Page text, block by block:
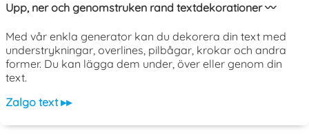
Upp, ner och genomstruken rand textdekorationer 〰️
Med vår enkla generator kan du dekorera din text med
understrykningar, overlines, pilbågar, krokar och andra
former. Du kan lägga dem under, över eller genom din
text.
Zalgo text ▸▸